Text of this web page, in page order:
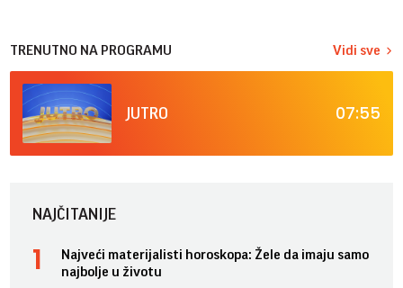
TRENUTNO NA PROGRAMU Vidi sve
JUTRO 07:55
NAJČITANIJE
Najveći materijalisti horoskopa: Žele da imaju samo
najbolje u životu